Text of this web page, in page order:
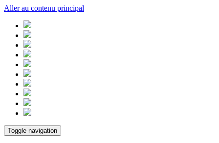
Aller au contenu principal
Toggle navigation